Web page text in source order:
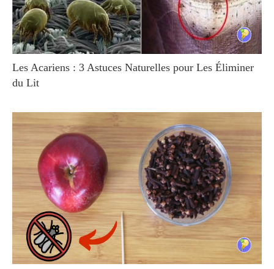
Les Acariens : 3 Astuces Naturelles pour Les Éliminer
du Lit